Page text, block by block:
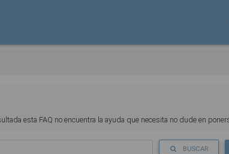
esta FAQ no encuentra la ayuda que necesita no dude en
BUSCAR